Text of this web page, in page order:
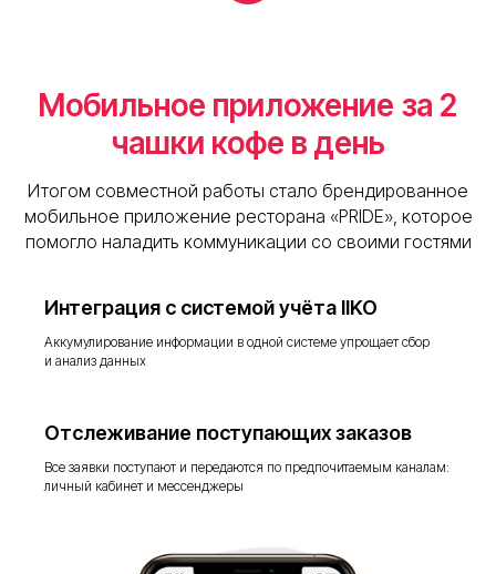
Мобильное приложение за 2
чашки кофе в день
Итогом совместной работы стало брендированное
мобильное приложение ресторана «PRIDE», которое
помогло наладить коммуникации со своими гостями
Интеграция с системой учёта IIKO
Аккумулирование информации в одной системе упрощает сбор
и анализ данных
Отслеживание поступающих заказов
Все заявки поступают и передаются по предпочитаемым каналам:
личный кабинет и мессенджеры